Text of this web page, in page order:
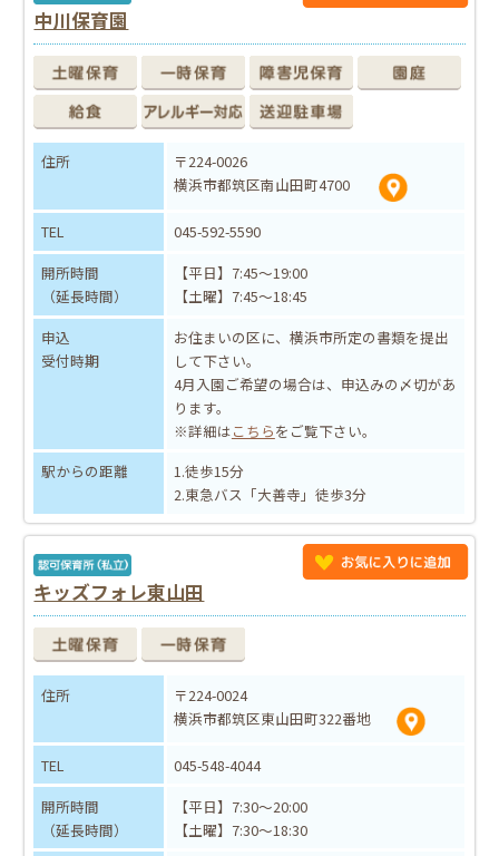
中川保育園
住所
〒224-0026
横浜市都筑区南山田町4700
TEL
045-592-5590
開所時間
（延長時間）
【平日】7:45～19:00
【土曜】7:45～18:45
申込
受付時期
お住まいの区に、横浜市所定の書類を提出
して下さい。
4月入園ご希望の場合は、申込みの〆切があ
ります。
※詳細はこちらをご覧下さい。
駅からの距離
1.徒歩15分
2.東急バス「大善寺」徒歩3分
キッズフォレ東山田
住所
〒224-0024
横浜市都筑区東山田町322番地
TEL
045-548-4044
開所時間
（延長時間）
【平日】7:30～20:00
【土曜】7:30～18:30